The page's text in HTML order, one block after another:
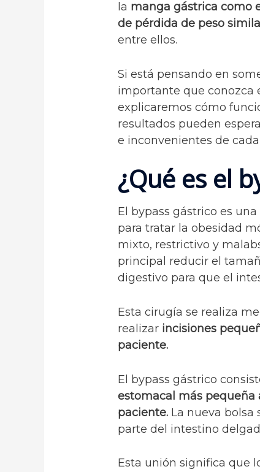
la manga gástrica como
de pérdida de peso
entre ellos.
Si está pensando en
importante que conozca
explicaremos cómo
resultados pueden
e inconvenientes de
¿Qué es el
El bypass gástrico es
para tratar la obesidad
mixto, restrictivo y
principal reducir el
digestivo para que el
Esta cirugía se realiza
realizar incisiones
paciente.
El bypass gástrico
estomacal más
paciente. La nueva bolsa
parte del intestino
Esta unión significa que